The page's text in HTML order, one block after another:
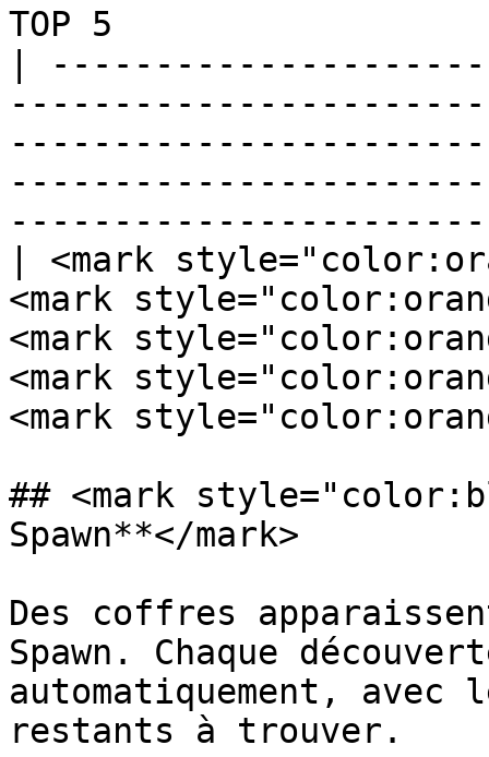
TOP 5
|
| <mark
<mark
<mark
<mark
<mark
## <mark
Spawn**</mark>
Des coffres
Spawn. Chaque
automatiquement, avec
restants à trouver.